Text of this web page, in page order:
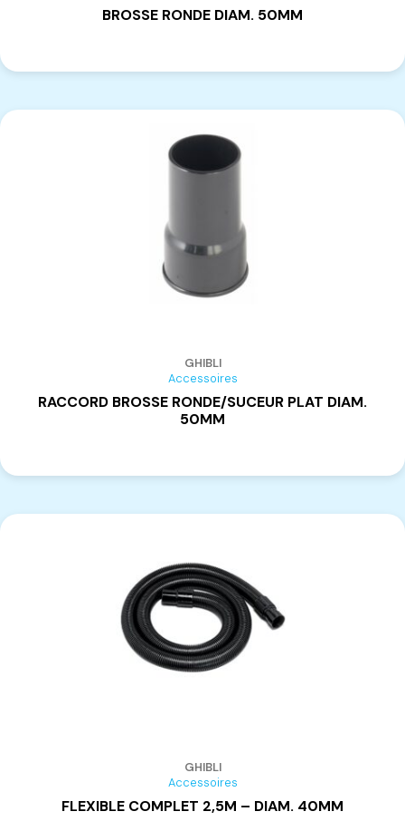
BROSSE RONDE DIAM. 50MM
GHIBLI
Accessoires
RACCORD BROSSE RONDE/SUCEUR PLAT DIAM.
50MM
GHIBLI
Accessoires
FLEXIBLE COMPLET 2,5M – DIAM. 40MM